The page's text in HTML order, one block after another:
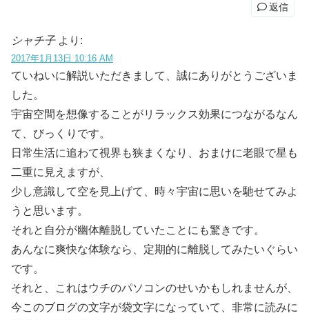
返信
シャチ子 より:
2017年1月13日 10:16 AM
ていねいに解説いただきまして、誠にありがとうございま
した。
宇宙空間を想像することがリラックス効果につながるなん
て、びっくりです。
日常生活に追わて視界も狭まくなり、おまけに老眼で星も
二重に見えますが、
少し意識して空を見上げて、時々宇宙に思いを馳せてみよ
うと思います。
それと自分が幽体離脱していたことにも驚きです。
あんなに爽快な体験なら、定期的に離脱してみたいぐらい
です。
それと、これはウチのパソコンのせいかもしれませんが、
今このブログの文字が袋文字になっていて、非常に読みに